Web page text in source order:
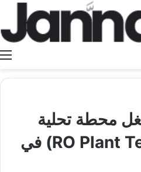
محطة تحلية
مياه (RO Plant Technician) في